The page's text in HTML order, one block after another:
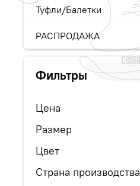
Туфли/Балетки
РАСПРОДАЖА
Фильтры
Цена
Размер
Цвет
Страна производства